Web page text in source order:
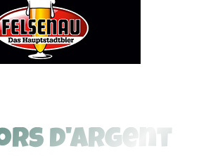
d'argent